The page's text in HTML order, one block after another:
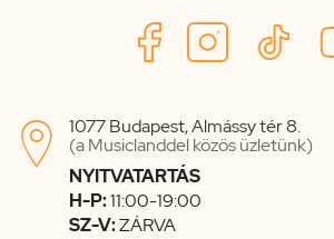

1077 Budapest, Almássy tér 8.
(a Musiclanddel közös üzletünk)
NYITVATARTÁS
H-P:11:00-19:00
SZ-V:ZÁRVA